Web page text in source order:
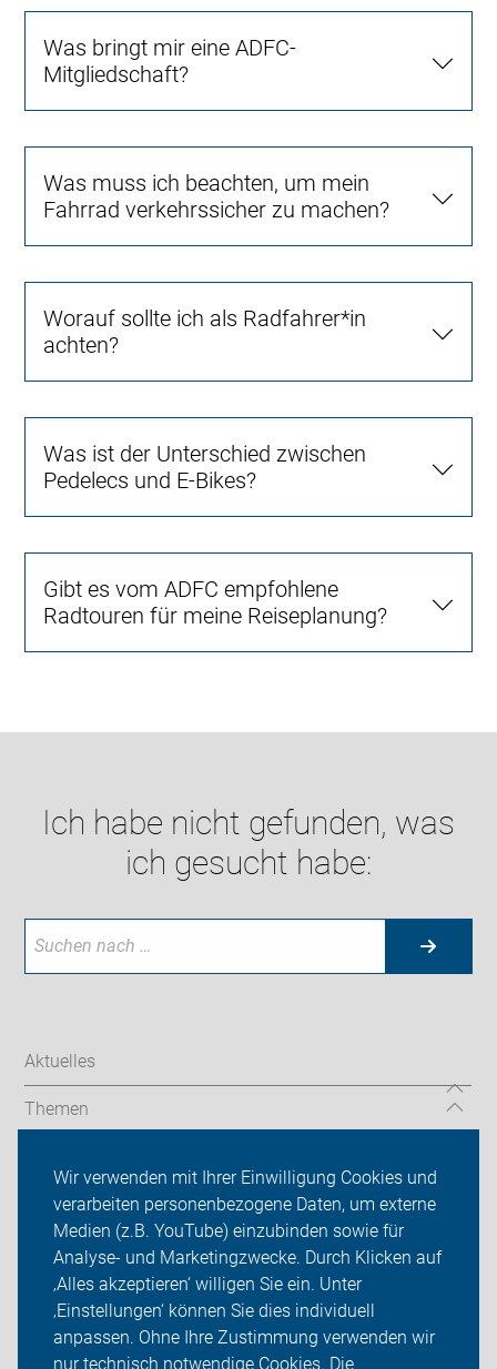
Wir verwenden mit Ihrer Einwilligung Cookies und
verarbeiten personenbezogene Daten, um externe
Medien (z.B. YouTube) einzubinden sowie für
Analyse- und Marketingzwecke. Durch Klicken auf
‚Alles akzeptieren‘ willigen Sie ein. Unter
‚Einstellungen‘ können Sie dies individuell
anpassen. Ohne Ihre Zustimmung verwenden wir
nur technisch notwendige Cookies. Die
Was bringt mir eine ADFC-
Mitgliedschaft?
Was muss ich beachten, um mein
Fahrrad verkehrssicher zu machen?
Worauf sollte ich als Radfahrer*in
achten?
Was ist der Unterschied zwischen
Pedelecs und E-Bikes?
Gibt es vom ADFC empfohlene
Radtouren für meine Reiseplanung?
Ich habe nicht gefunden, was
ich gesucht habe:
Aktuelles
Themen
ADFC Lüdinghausen
Sei dabei
Presse
Login